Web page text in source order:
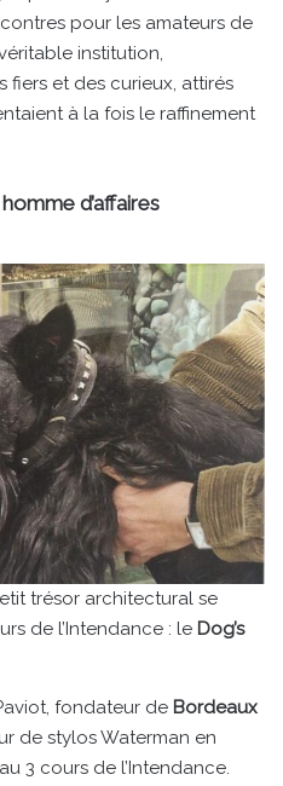
pour les amateurs de
institution,
fiers et des curieux, attirés
à la fois le raffinement
d’affaires
trésor architectural se
de l’Intendance : le Dog’s
fondateur de Bordeaux
de stylos Waterman en
3 cours de l’Intendance.